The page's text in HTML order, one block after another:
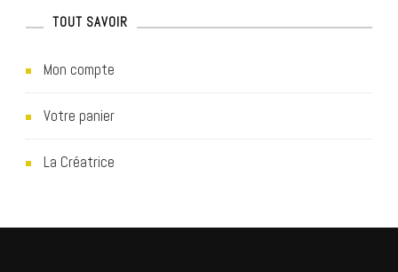
v
i
g
a
g
e
g g
TOUT SAVOIR
Mon compte
Votre panier
La Créatrice